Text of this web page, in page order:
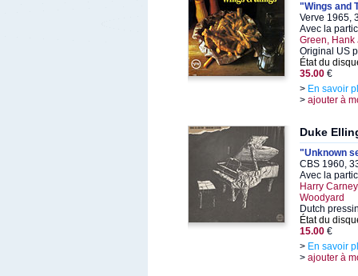
"Wings and
Verve 1965,
Avec la
Green, Hank
Original US
État du
35.00 €
> En savoir
> ajouter à
Duke
"Unknown
CBS 1960,
Avec la
Harry
Woodyard
Dutch
État du
15.00 €
> En savoir
> ajouter à